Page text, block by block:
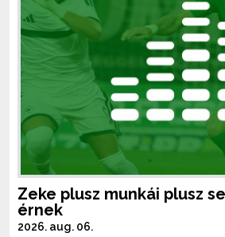
Zeke plusz munkái plusz
érnek
2026. aug. 06.